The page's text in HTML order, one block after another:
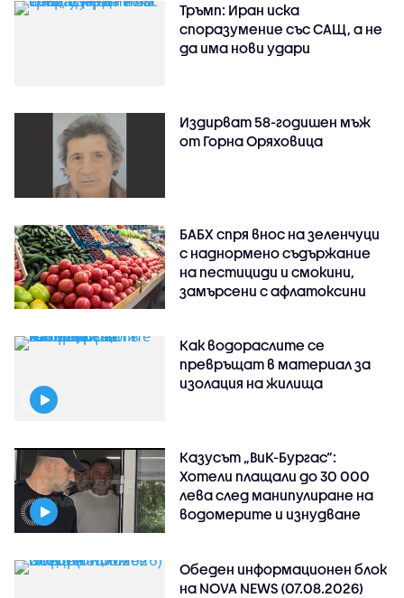
Тръмп: Иран иска
споразумение със САЩ, а не
да има нови удари
Издирват 58-годишен мъж
от Горна Оряховица
БАБХ спря внос на зеленчуци
с наднормено съдържание
на пестициди и смокини,
замърсени с афлатоксини
Как водораслите се
превръщат в материал за
изолация на жилища
Казусът „ВиК-Бургас“:
Хотели плащали до 30 000
лева след манипулиране на
водомерите и изнудване
Обеден информационен блок
на NOVA NEWS (07.08.2026)